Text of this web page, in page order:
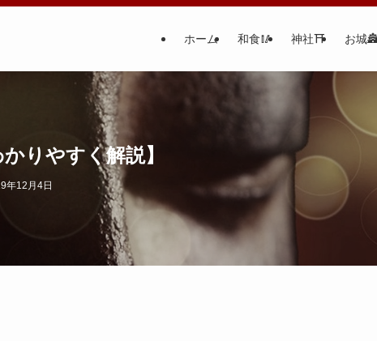
ホーム 和食🥢 神社⛩ お城
りやすく解説】
年12月4日